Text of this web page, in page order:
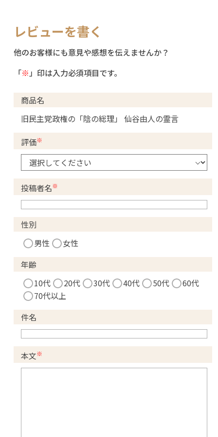
レビューを書く
他のお客様にも意見や感想を伝えませんか？
「※ 」印は入力必須項目です。
商品名
旧民主党政権の「陰の総理」 仙谷由人の霊言
評価※
投稿者名※
性別
男性
女性
年齢
10代
20代 30代 40代 50代
60代
70代以上
件名
本文※